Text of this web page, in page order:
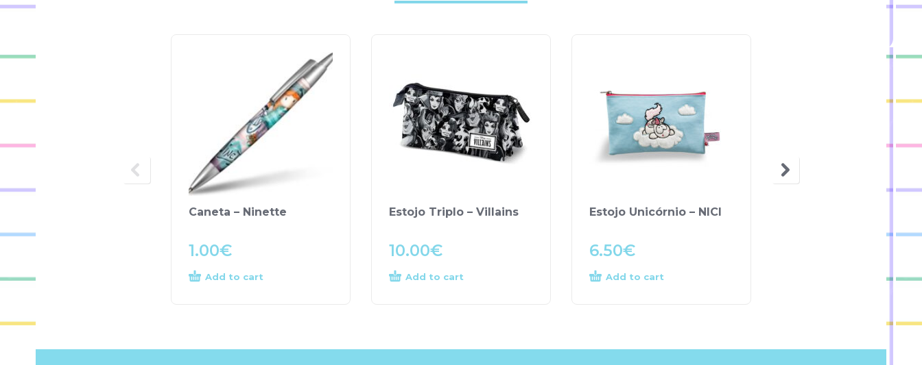
Caneta – Ninette
1.00€
Add to cart
Estojo Triplo – Villains
10.00€
Add to cart
Estojo Unicórnio – NICI
6.50€
Add to cart